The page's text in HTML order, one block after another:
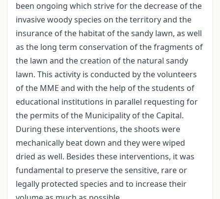
been ongoing which strive for the decrease of the
invasive woody species on the territory and the
insurance of the habitat of the sandy lawn, as well
as the long term conservation of the fragments of
the lawn and the creation of the natural sandy
lawn. This activity is conducted by the volunteers
of the MME and with the help of the students of
educational institutions in parallel requesting for
the permits of the Municipality of the Capital.
During these interventions, the shoots were
mechanically beat down and they were wiped
dried as well. Besides these interventions, it was
fundamental to preserve the sensitive, rare or
legally protected species and to increase their